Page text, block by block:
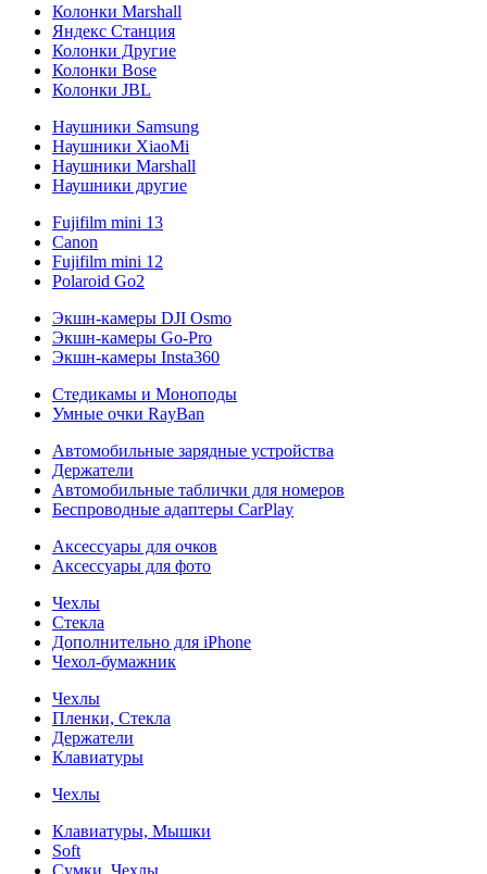
Колонки Marshall
Яндекс Станция
Колонки Другие
Колонки Bose
Колонки JBL
Наушники Samsung
Наушники XiaoMi
Наушники Marshall
Наушники другие
Fujifilm mini 13
Canon
Fujifilm mini 12
Polaroid Go2
Экшн-камеры DJI Osmo
Экшн-камеры Go-Pro
Экшн-камеры Insta360
Стедикамы и Моноподы
Умные очки RayBan
Автомобильные зарядные устройства
Держатели
Автомобильные таблички для номеров
Беспроводные адаптеры CarPlay
Аксессуары для очков
Аксессуары для фото
Чехлы
Стекла
Дополнительно для iPhone
Чехол-бумажник
Чехлы
Пленки, Стекла
Держатели
Клавиатуры
Чехлы
Клавиатуры, Мышки
Soft
Сумки, Чехлы